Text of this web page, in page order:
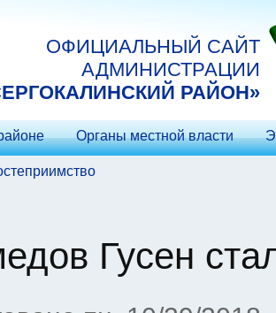
ОФИЦИАЛЬНЫЙ САЙТ
АДМИНИСТРАЦИИ
РАЙОН»
Органы местной власти
Гусен